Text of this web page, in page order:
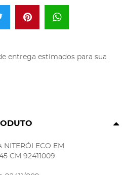
entrega estimados para sua
NITERÓI ECO EM
CM 92411009